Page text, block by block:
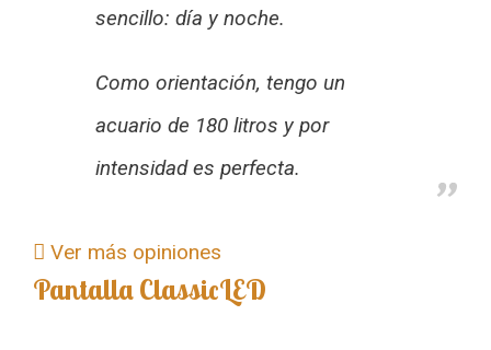
sencillo: día y noche.
Como orientación, tengo un
acuario de 180 litros y por
intensidad es perfecta.
Ver más opiniones
Pantalla ClassicLED